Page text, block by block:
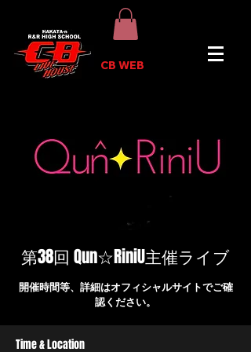
CB WEB
第38回 Qun☆RiniU主催ライブ
開催時間等、詳細はオフィシャルサイトでご確
認ください。
Time & Location